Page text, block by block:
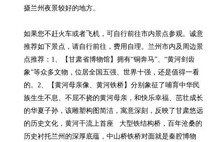
摄兰州夜景较好的地方。
如果您不赶火车或者飞机，可自行前往市内景点参观。诚意
推荐如下景点，请自行前往，费用自理。兰州市内及周边景
点推荐：1、【甘肃省博物馆】拥有“铜奔马”、“黄河剑齿
象”等众多文物，位居全国五强、世界十强，还是值得一看
的。2、【黄河母亲像、黄河铁桥】分别象征了哺育中华民
族生生不息、不屈不挠的黄河母亲，和快乐幸福、茁壮成长
的华夏子孙，该雕塑构图简洁，寓意深刻，反映了甘肃悠远
的历史文化，黄河干流上首座   大型铁结构桥，百年沧桑的
历史衬托兰州的深厚底蕴，中山桥铁桥对面就是秦腔博物